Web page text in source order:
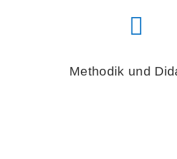
Methodik und